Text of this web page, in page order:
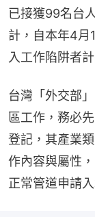
已接獲99名台
計，自本年4月
入工作陷阱者
台灣「外交部
區工作，務必
登記，其產業
作內容與屬性
正常管道申請